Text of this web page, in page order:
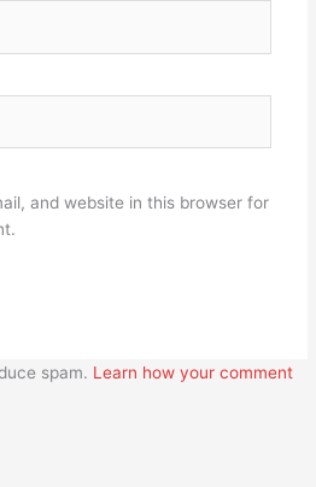
and website in this browser for
spam. Learn how your comment